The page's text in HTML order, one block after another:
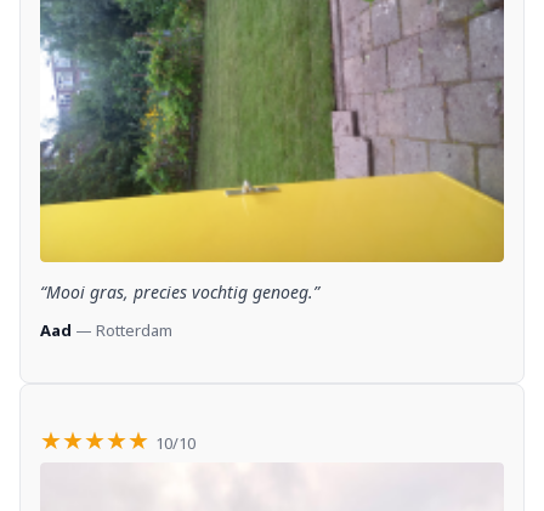
“Mooi gras, precies vochtig genoeg.”
Aad — Rotterdam
★★★★★ 10/10